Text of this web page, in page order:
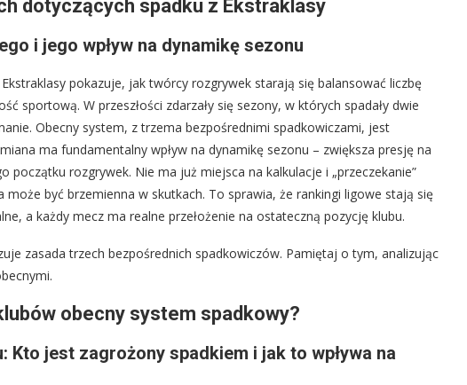
dotyczących spadku z Ekstraklasy
i jego wpływ na dynamikę sezonu
pokazuje, jak twórcy rozgrywek starają się balansować liczbę
sportową. W przeszłości zdarzały się sezony, w których spadały dwie
Obecny system, z trzema bezpośrednimi spadkowiczami, jest
ma fundamentalny wpływ na dynamikę sezonu – zwiększa presję na
początku rozgrywek. Nie ma już miejsca na kalkulacje i „przeczekanie”
być brzemienna w skutkach. To sprawia, że rankingi ligowe stają się
a każdy mecz ma realne przełożenie na ostateczną pozycję klubu.
zasada trzech bezpośrednich spadkowiczów. Pamiętaj o tym, analizując
obecny system spadkowy?
Kto jest zagrożony spadkiem i jak to wpływa na